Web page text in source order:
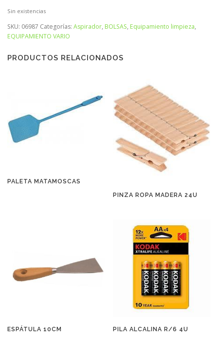
Sin existencias
SKU: 06987 Categorías: Aspirador, BOLSAS, Equipamiento limpieza,
EQUIPAMIENTO VARIO
PRODUCTOS RELACIONADOS
PALETA MATAMOSCAS
PINZA ROPA MADERA 24U
ESPÁTULA 10CM PILA ALCALINA R/6 4U